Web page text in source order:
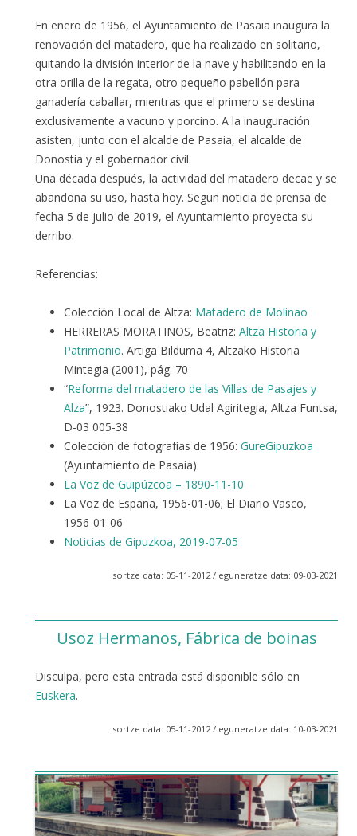
En enero de 1956, el Ayuntamiento de Pasaia inaugura la
renovación del matadero, que ha realizado en solitario,
quitando la división interior de la nave y habilitando en la
otra orilla de la regata, otro pequeño pabellón para
ganadería caballar, mientras que el primero se destina
exclusivamente a vacuno y porcino. A la inauguración
asisten, junto con el alcalde de Pasaia, el alcalde de
Donostia y el gobernador civil.
Una década después, la actividad del matadero decae y se
abandona su uso, hasta hoy. Segun noticia de prensa de
fecha 5 de julio de 2019, el Ayuntamiento proyecta su
derribo.
Referencias:
Colección Local de Altza: Matadero de Molinao
HERRERAS MORATINOS, Beatriz: Altza Historia y
Patrimonio. Artiga Bilduma 4, Altzako Historia
Mintegia (2001), pág. 70
“Reforma del matadero de las Villas de Pasajes y
Alza”, 1923. Donostiako Udal Agiritegia, Altza Funtsa,
D-03 005-38
Colección de fotografías de 1956: GureGipuzkoa
(Ayuntamiento de Pasaia)
La Voz de Guipúzcoa – 1890-11-10
La Voz de España, 1956-01-06; El Diario Vasco,
1956-01-06
Noticias de Gipuzkoa, 2019-07-05
sortze data: 05-11-2012 / eguneratze data: 09-03-2021
Usoz Hermanos, Fábrica de boinas
Disculpa, pero esta entrada está disponible sólo en
Euskera.
sortze data: 05-11-2012 / eguneratze data: 10-03-2021